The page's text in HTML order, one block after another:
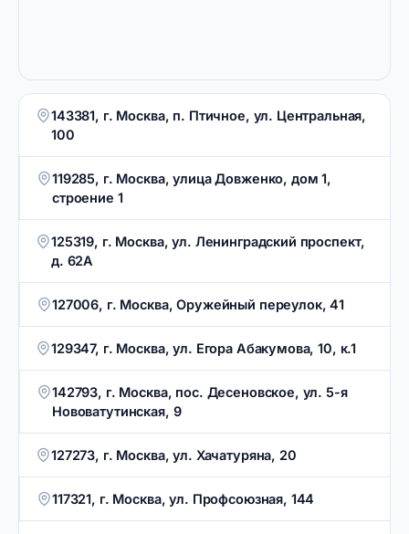
143381, г. Москва, п. Птичное, ул. Центральная,
100
119285, г. Москва, улица Довженко, дом 1,
строение 1
125319, г. Москва, ул. Ленинградский проспект,
д. 62А
127006, г. Москва, Оружейный переулок, 41
129347, г. Москва, ул. Егора Абакумова, 10, к.1
142793, г. Москва, пос. Десеновское, ул. 5-я
Нововатутинская, 9
127273, г. Москва, ул. Хачатуряна, 20
117321, г. Москва, ул. Профсоюзная, 144